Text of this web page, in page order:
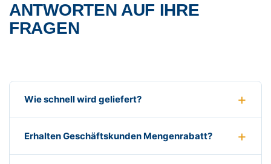
ANTWORTEN AUF IHRE
FRAGEN
Wie schnell wird geliefert?
Erhalten Geschäftskunden Mengenrabatt?